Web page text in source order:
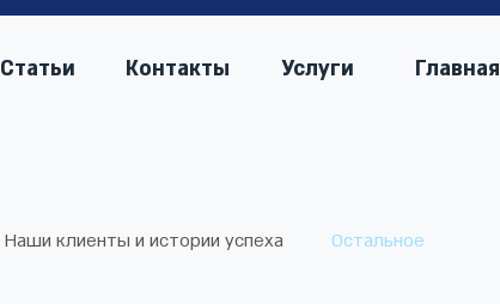
Главная
Услуги
Контакты
Статьи
Наши клиенты и истории успеха Остальное